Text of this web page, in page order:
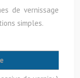
de vernissage
simples.